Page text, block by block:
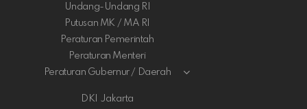
Undang-Undang RI
Putusan MK / MA RI
Peraturan Pemerintah
Peraturan Menteri
Peraturan Gubernur / Daerah
DKI Jakarta